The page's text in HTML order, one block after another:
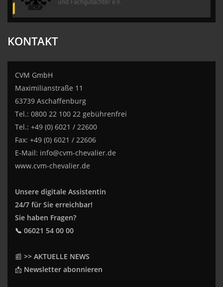
KONTAKT
CVM GmbH
Maximilianstraße 11
63739 Aschaffenburg
Tel.: 0800 22 100 22 gebührenfrei
Tel.: +49 (0) 6021 / 22600
Fax: +49 (0) 6021 / 22606
E-Mail: info@cvm-chevalier.de
www.cvm-chevalier.de
Unsere digitale Assistentin
24/7 für Sie erreichbar!
Sie haben Fragen?
📞 06021 54 00 00
📰 >> AKTUELLE NEWS
📩 Newsletter abonnieren